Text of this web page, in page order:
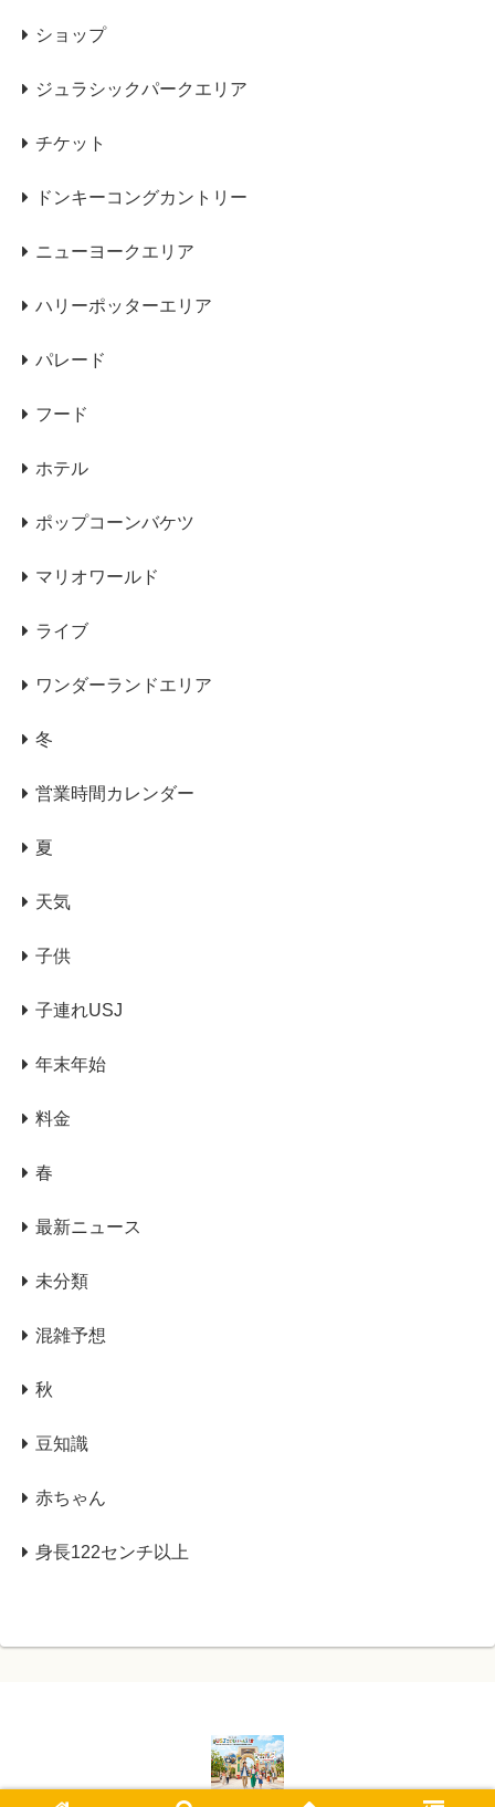
ショップ
ジュラシックパークエリア
チケット
ドンキーコングカントリー
ニューヨークエリア
ハリーポッターエリア
パレード
フード
ホテル
ポップコーンバケツ
マリオワールド
ライブ
ワンダーランドエリア
冬
営業時間カレンダー
夏
天気
子供
子連れUSJ
年末年始
料金
春
最新ニュース
未分類
混雑予想
秋
豆知識
赤ちゃん
身長122センチ以上